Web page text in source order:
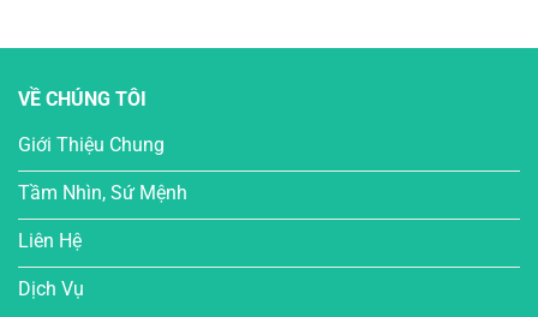
VỀ CHÚNG TÔI
Giới Thiệu Chung
Tầm Nhìn, Sứ Mệnh
Liên Hệ
Dịch Vụ